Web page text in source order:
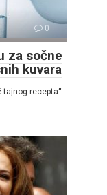
0
za sočne
kuvara
tajnog recepta“